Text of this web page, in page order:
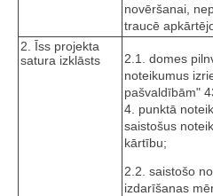
novēršanai,
traucē
2. Īss projekta
satura izklāsts
2.1. domes
noteikumus
pašvaldībām"
4. punktā
saistošus
kārtību;
2.2. saistošo
izdarīšanas